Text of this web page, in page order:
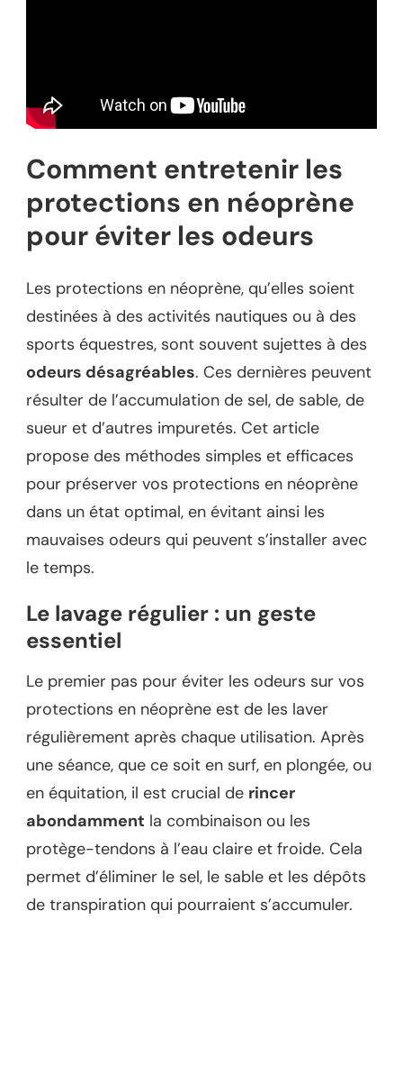
Comment entretenir les
protections en néoprène
pour éviter les odeurs
Les protections en néoprène, qu’elles soient
destinées à des activités nautiques ou à des
sports équestres, sont souvent sujettes à des
odeurs désagréables. Ces dernières peuvent
résulter de l’accumulation de sel, de sable, de
sueur et d’autres impuretés. Cet article
propose des méthodes simples et efficaces
pour préserver vos protections en néoprène
dans un état optimal, en évitant ainsi les
mauvaises odeurs qui peuvent s’installer avec
le temps.
Le lavage régulier : un geste
essentiel
Le premier pas pour éviter les odeurs sur vos
protections en néoprène est de les laver
régulièrement après chaque utilisation. Après
une séance, que ce soit en surf, en plongée, ou
en équitation, il est crucial de rincer
abondamment la combinaison ou les
protège-tendons à l’eau claire et froide. Cela
permet d’éliminer le sel, le sable et les dépôts
de transpiration qui pourraient s’accumuler.